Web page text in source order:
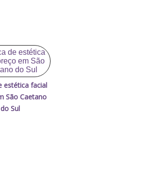
estética facial
São Caetano
do Sul